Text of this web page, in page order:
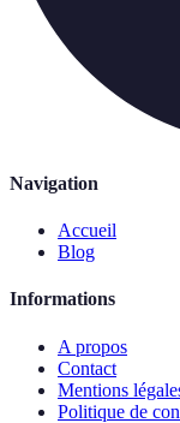
Navigation
Accueil
Blog
Informations
A propos
Contact
Mentions
Politique de